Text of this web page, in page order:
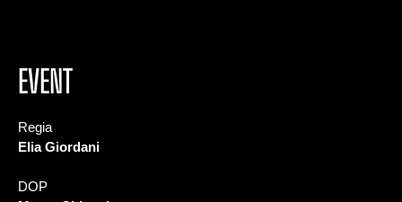
EVENT
Regia
Elia Giordani
DOP